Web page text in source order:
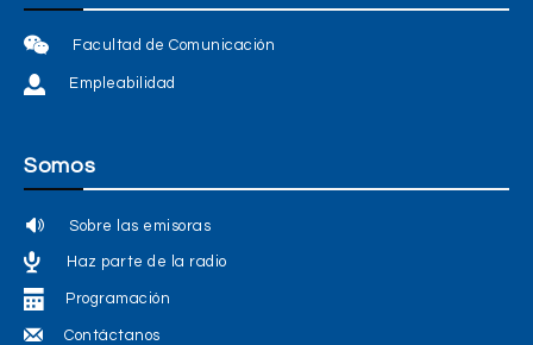
Facultad de Comunicación
Empleabilidad
Somos
Sobre las emisoras
Haz parte de la radio
Programación
Contáctanos